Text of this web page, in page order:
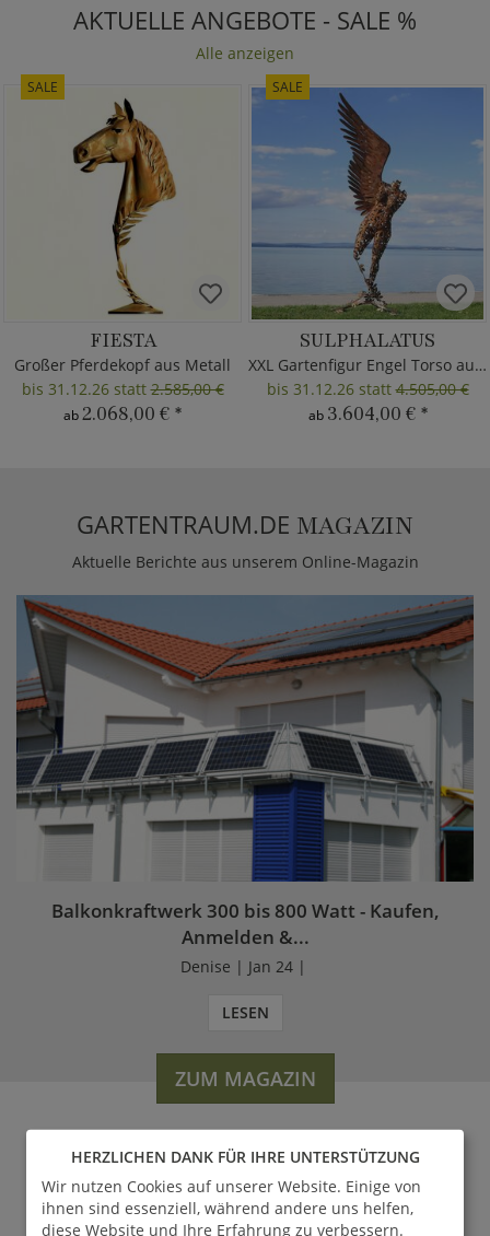
AKTUELLE ANGEBOTE - SALE %
Alle anzeigen
SALE
FIESTA
Großer Pferdekopf aus Metall
bis 31.12.26 statt2.585,00 €
ab2.068,00 € *
SALE
SULPHALATUS
XXL Gartenfigur Engel Torso aus Metall
bis 31.12.26 statt4.505,00 €
ab 3.604,00 € *
GARTENTRAUM.DE MAGAZIN
Aktuelle Berichte aus unserem Online-Magazin
Balkonkraftwerk 300 bis 800 Watt - Kaufen,
Anmelden &...
Denise | Jan 24 |
LESEN
ZUM MAGAZIN
WERDEN SIE FAN VON
GARTENTRAUM.DE
HERZLICHEN DANK FÜR IHRE UNTERSTÜTZUNG
Wir nutzen Cookies auf unserer Website. Einige von
ihnen sind essenziell, während andere uns helfen,
diese Website und Ihre Erfahrung zu verbessern.